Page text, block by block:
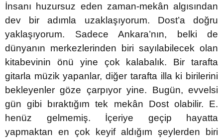
İnsanı huzursuz eden zaman-mekân algısından
dev bir adımla uzaklaşıyorum. Dost’a doğru
yaklaşıyorum. Sadece Ankara’nın, belki de
dünyanın merkezlerinden biri sayılabilecek olan
kitabevinin önü yine çok kalabalık. Bir tarafta
gitarla müzik yapanlar, diğer tarafta illa ki birilerini
bekleyenler göze çarpıyor yine. Bugün, evvelsi
gün gibi bıraktığım tek mekân Dost olabilir. E.
henüz gelmemiş. İçeriye geçip hayatta
yapmaktan en çok keyif aldığım şeylerden biri